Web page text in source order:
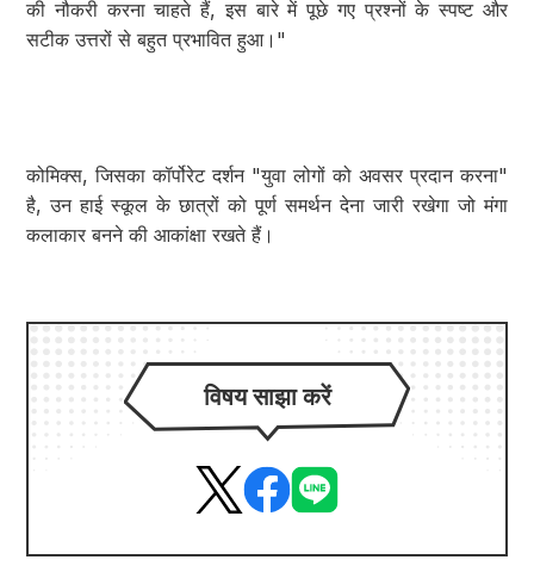
की नौकरी करना चाहते हैं, इस बारे में पूछे गए प्रश्नों के स्पष्ट और
सटीक उत्तरों से बहुत प्रभावित हुआ।"
कोमिक्स, जिसका कॉर्पोरेट दर्शन "युवा लोगों को अवसर प्रदान करना"
है, उन हाई स्कूल के छात्रों को पूर्ण समर्थन देना जारी रखेगा जो मंगा
कलाकार बनने की आकांक्षा रखते हैं।
विषय साझा करें